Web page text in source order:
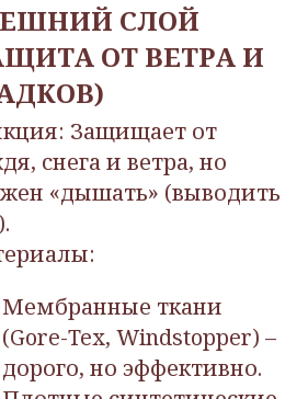
СЛОЙ
ОТ ВЕТРА И
Защищает от
снега и ветра, но
«дышать» (выводить
Мембранные ткани
(Gore-Tex, Windstopper) –
дорого, но эффективно.